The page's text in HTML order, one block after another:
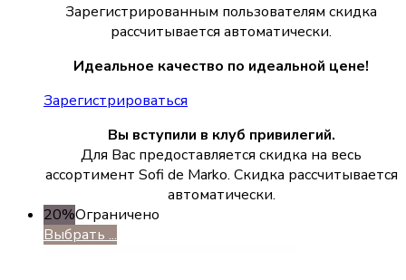
Зарегистрированным пользователям скидка
рассчитывается автоматически.
Идеальное качество по идеальной цене!
Зарегистрироваться
Вы вступили в клуб привилегий.
Для Вас предоставляется скидка на весь
ассортимент Sofi de Marko. Скидка рассчитывается
автоматически.
20%Ограничено
Выбрать ...